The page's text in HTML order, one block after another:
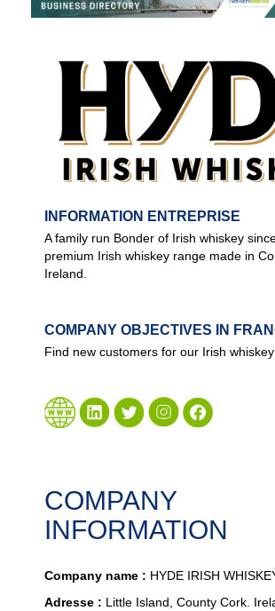
INFORMATION ENTREPRISE
A family run Bonder of Irish whiskey
premium Irish whiskey range made in
Ireland.
COMPANY OBJECTIVES IN
Find new customers for our Irish whiskey
COMPANY
INFORMATION
Company name : HYDE IRISH
Adresse : Little Island, County Cork.